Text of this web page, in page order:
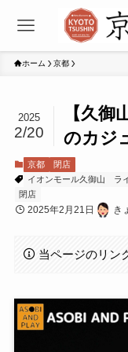
ホーム 京都
【久
のカジ
2025
2/20
京都
閉店
イオンモール久御山
ラ
閉店
2025年2月21日 き
当ページのリン